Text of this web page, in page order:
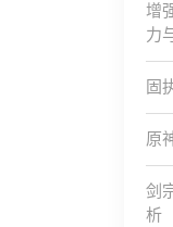
增
力
固
原
剑
析